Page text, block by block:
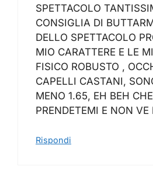
SPETTACOLO
CONSIGLIA DI
DELLO SPETTACOLO
MIO CARATTERE E LE
FISICO ROBUSTO ,
CAPELLI CASTANI,
MENO 1.65, EH BEH
PRENDETEMI E NON VE
Rispondi